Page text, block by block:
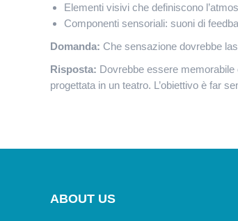
Elementi visivi che definiscono
Componenti sensoriali: suoni di
Domanda: Che sensazione dovrebbe
Risposta: Dovrebbe essere
progettata in un teatro. L’obiettivo è far
ABOUT US